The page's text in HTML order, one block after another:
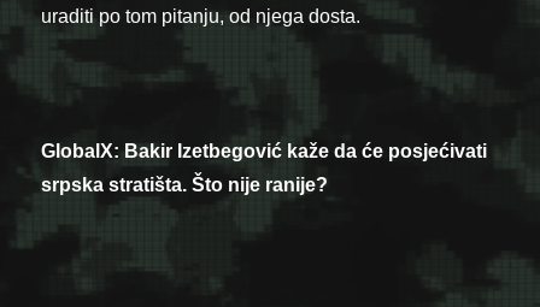
uraditi po tom pitanju, od njega dosta.
GlobalX: Bakir Izetbegović kaže da će posjećivati
srpska stratišta. Što nije ranije?